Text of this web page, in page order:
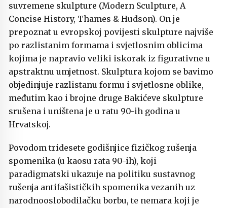
suvremene skulpture (Modern Sculpture, A
Concise History, Thames & Hudson). On je
prepoznat u evropskoj povijesti skulpture najviše
po razlistanim formama i svjetlosnim oblicima
kojima je napravio veliki iskorak iz figurativne u
apstraktnu umjetnost. Skulptura kojom se bavimo
objedinjuje razlistanu formu i svjetlosne oblike,
međutim kao i brojne druge Bakićeve skulpture
srušena i uništena je u ratu 90-ih godina u
Hrvatskoj.
Povodom tridesete godišnjice fizičkog rušenja
spomenika (u kaosu rata 90-ih), koji
paradigmatski ukazuje na politiku sustavnog
rušenja antifašističkih spomenika vezanih uz
narodnooslobodilačku borbu, te nemara koji je